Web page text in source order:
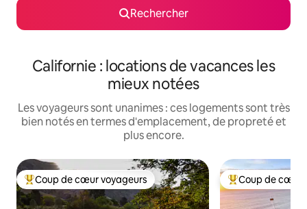
Rechercher
Californie : locations de vacances les
mieux notées
Les voyageurs sont unanimes : ces logements sont très
bien notés en termes d'emplacement, de propreté et
plus encore.
Coups de cœur voyageurs les plus appréciés
Coup de cœur voyageurs Coups de cœur
Coup de cœur